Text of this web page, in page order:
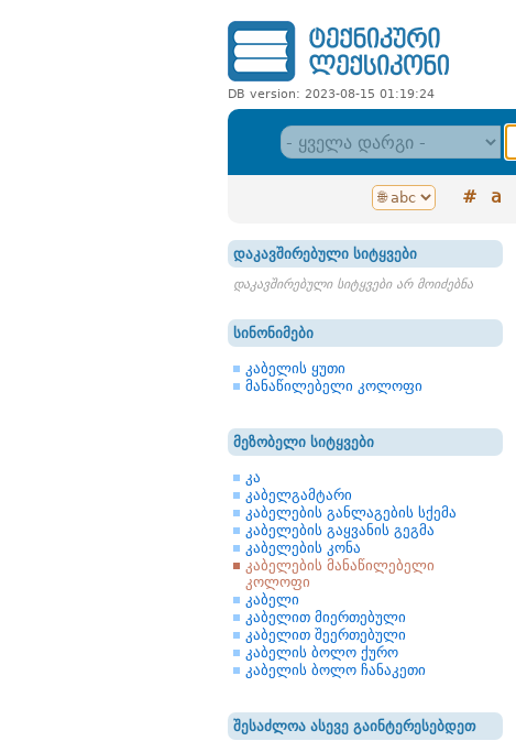
DB version: 2023-08-15 01:19:24
# a
დაკავშირებული სიტყვები
დაკავშირებული სიტყვები არ მოიძებნა
სინონიმები
კაბელის ყუთი
მანაწილებელი კოლოფი
მეზობელი სიტყვები
კა
კაბელგამტარი
კაბელების განლაგების სქემა
კაბელების გაყვანის გეგმა
კაბელების კონა
კაბელების მანაწილებელი
კოლოფი
კაბელი
კაბელით მიერთებული
კაბელით შეერთებული
კაბელის ბოლო ქურო
კაბელის ბოლო ჩანაკეთი
შესაძლოა ასევე გაინტერესებდეთ